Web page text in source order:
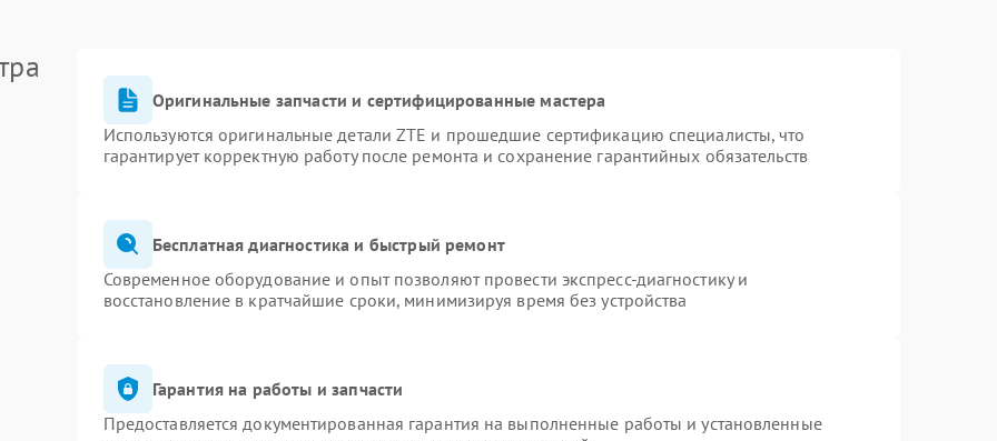
Оригинальные запчасти и сертифицированные мастера
Используются оригинальные детали ZTE и прошедшие сертификацию специалисты, что
гарантирует корректную работу после ремонта и сохранение гарантийных обязательств
Бесплатная диагностика и быстрый ремонт
Современное оборудование и опыт позволяют провести экспресс-диагностику и
восстановление в кратчайшие сроки, минимизируя время без устройства
Гарантия на работы и запчасти
Предоставляется документированная гарантия на выполненные работы и установленные